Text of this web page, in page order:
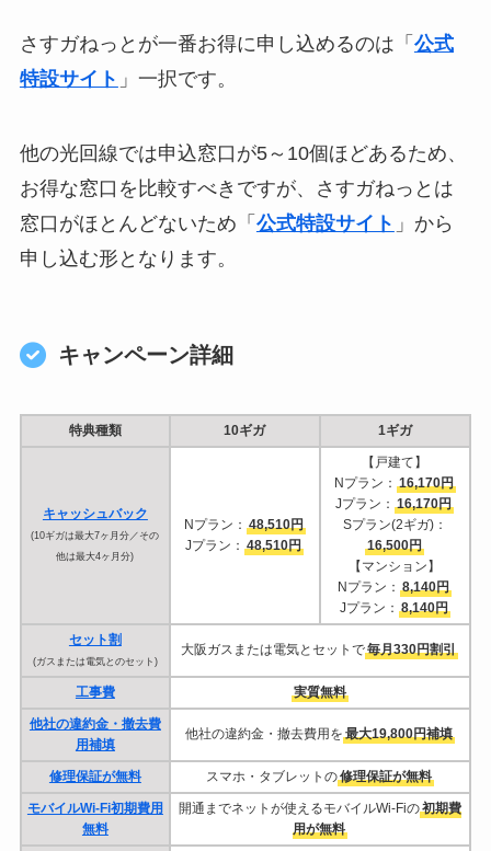
さすガねっとが一番お得に申し込めるのは「 公式
特設サイト 」一択です。
他の光回線では申込窓口が5～10個ほどあるため、
お得な窓口を比較すべきですが、さすガねっとは
窓口がほとんどないため「 公式特設サイト 」から
申し込む形となります。
キャンペーン詳細
特典種類 10ギガ 1ギガ
キャッシュバック
(10ギガは最大7ヶ月分／その
他は最大4ヶ月分)
Nプラン： 48,510円
Jプラン： 48,510円
【戸建て】
Nプラン： 16,170円
Jプラン： 16,170円
Sプラン(2ギガ)：
16,500円
【マンション】
Nプラン： 8,140円
Jプラン： 8,140円
セット割
(ガスまたは電気とのセット)
大阪ガスまたは電気とセットで毎月330円割引
工事費 実質無料
他社の違約金・撤去費
用補填
他社の違約金・撤去費用を 最大19,800円補填
修理保証が無料 スマホ・タブレットの修理保証が無料
モバイルWi-Fi初期費用
無料
開通までネットが使えるモバイルWi-Fiの初期費
用が無料